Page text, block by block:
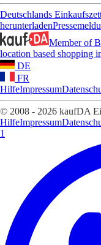
Deutschlands
herunterladen
Member of
location based shopping
DE
FR
HilfeImpressum
© 2008 - 2026 kaufDA
HilfeImpressum
1